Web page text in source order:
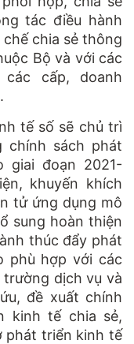
tác điều hành
chia sẻ thông
Bộ và với các
cấp, doanh
tế số sẽ chủ trì
chính sách phát
giai đoạn 2021-
khuyến khích
tử ứng dụng mô
sung hoàn thiện
thúc đẩy phát
phù hợp với các
dịch vụ và
đề xuất chính
kinh tế chia sẻ,
phát triển kinh tế